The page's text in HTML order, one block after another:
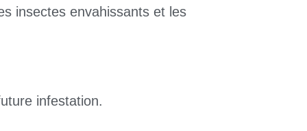
insectes envahissants et les
infestation.